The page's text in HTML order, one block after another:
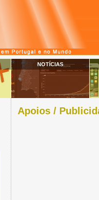
NOTÍCIAS
Apoios /